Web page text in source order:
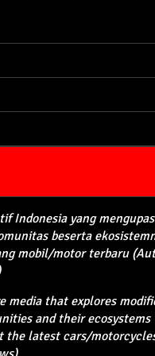
Indonesia yangmengupas
beserta
mobil/motor terbaru
media that explores
and their ecosystems
the latest cars/